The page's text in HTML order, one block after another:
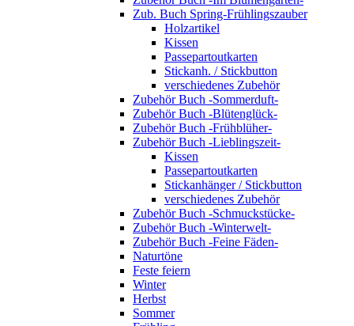
Zub. Buch Spring-Frühlingszauber
Holzartikel
Kissen
Passepartoutkarten
Stickanh. / Stickbutton
verschiedenes Zubehör
Zubehör Buch -Sommerduft-
Zubehör Buch -Blütenglück-
Zubehör Buch -Frühblüher-
Zubehör Buch -Lieblingszeit-
Kissen
Passepartoutkarten
Stickanhänger / Stickbutton
verschiedenes Zubehör
Zubehör Buch -Schmuckstücke-
Zubehör Buch -Winterwelt-
Zubehör Buch -Feine Fäden-
Naturtöne
Feste feiern
Winter
Herbst
Sommer